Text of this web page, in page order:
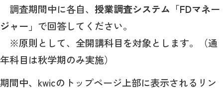
調査期間中に各自、 授業調査システム「FDマネー
ジャー」 で回答してください。
※原則として、全開講科目を対象とします。（通
年科目は秋学期のみ実施）
期間中、kwicのトップページ上部に表示されるリン